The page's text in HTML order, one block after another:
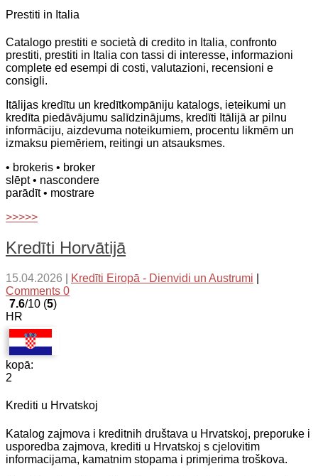
Prestiti in Italia
Catalogo prestiti e società di credito in Italia, confronto
prestiti, prestiti in Italia con tassi di interesse, informazioni
complete ed esempi di costi, valutazioni, recensioni e
consigli.
Itālijas kredītu un kredītkompāniju katalogs, ieteikumi un
kredīta piedāvājumu salīdzinājums, kredīti Itālijā ar pilnu
informāciju, aizdevuma noteikumiem, procentu likmēm un
izmaksu piemēriem, reitingi un atsauksmes.
• brokeris • broker
slēpt• nascondere
parādīt• mostrare
>>>>>
Kredīti Horvātijā
15.04.2026 Kredīti Eiropā - Dienvidi un Austrumi
Comments 0
7.6/10 (5)
HR
kopā:
2
Krediti u Hrvatskoj
Katalog zajmova i kreditnih društava u Hrvatskoj, preporuke i
usporedba zajmova, krediti u Hrvatskoj s cjelovitim
informacijama, kamatnim stopama i primjerima troškova.